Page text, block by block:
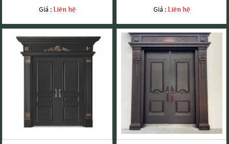
Giá :Liên hệ Giá :Liên hệ